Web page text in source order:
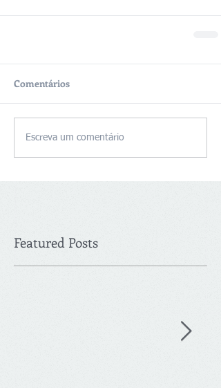
Comentários
Escreva um comentário
Featured Posts